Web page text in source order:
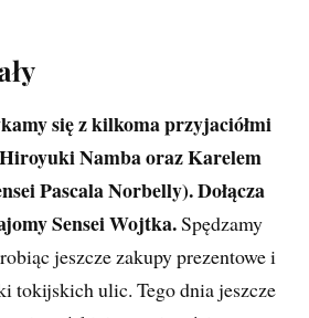
się z kilkoma przyjaciółmi
Namba oraz Karelem
Pascala Norbelly). Dołącza
Sensei Wojtka.Spędzamy
jeszcze zakupy prezentowe i
tokijskich ulic. Tego dnia jeszcze